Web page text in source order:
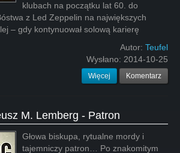
klubach na początku lat 60. do
z Led Zeppelin na największych
– gdy kontynuował solową karierę
Autor: Teufel
Wysłano: 2014-10-25
Więcej Komentarz
M. Lemberg - Patron
Głowa biskupa, rytualne mordy i
tajemniczy patron… Po znakomitym